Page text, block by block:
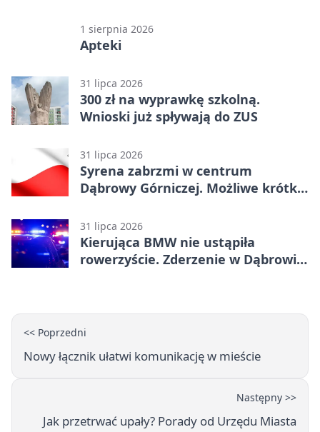
1 sierpnia 2026
Apteki
31 lipca 2026
300 zł na wyprawkę szkolną.
Wnioski już spływają do ZUS
31 lipca 2026
Syrena zabrzmi w centrum
Dąbrowy Górniczej. Możliwe krótkie
31 lipca 2026
Kierująca BMW nie ustąpiła
rowerzyście. Zderzenie w Dąbrowie
<< Poprzedni
Nowy łącznik ułatwi komunikację w mieście
Następny >>
Jak przetrwać upały? Porady od Urzędu Miasta